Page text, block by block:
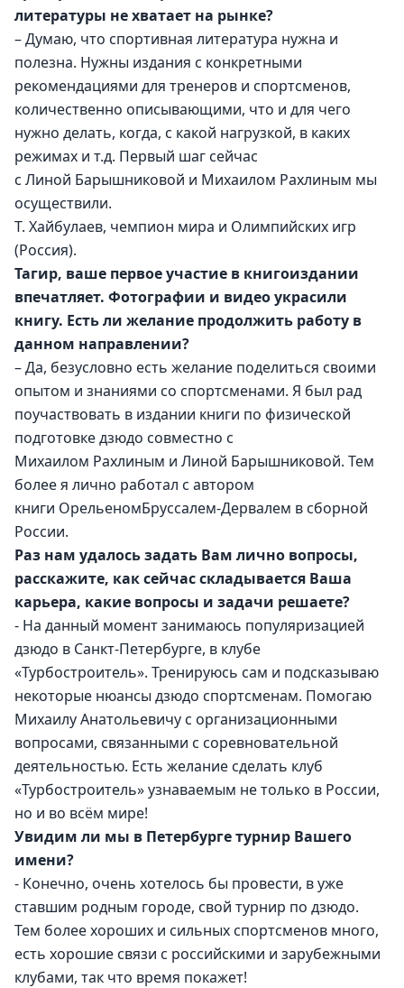
литературы не хватает на рынке?
– Думаю, что спортивная литература нужна и
полезна. Нужны издания с конкретными
рекомендациями для тренеров и спортсменов,
количественно описывающими, что и для чего
нужно делать, когда, с какой нагрузкой, в каких
режимах и т.д. Первый шаг сейчас
с Линой Барышниковой и Михаилом Рахлиным мы
осуществили.
Т. Хайбулаев, чемпион мира и Олимпийских игр
(Россия).
Тагир, ваше первое участие в книгоиздании
впечатляет. Фотографии и видео украсили
книгу. Есть ли желание продолжить работу в
данном направлении?
– Да, безусловно есть желание поделиться своими
опытом и знаниями со спортсменами. Я был рад
поучаствовать в издании книги по физической
подготовке дзюдо совместно с
Михаилом Рахлиным и Линой Барышниковой. Тем
более я лично работал с автором
книги ОрельеномБруссалем-Дервалем в сборной
России.
Раз нам удалось задать Вам лично вопросы,
расскажите, как сейчас складывается Ваша
карьера, какие вопросы и задачи решаете?
- На данный момент занимаюсь популяризацией
дзюдо в Санкт-Петербурге, в клубе
«Турбостроитель». Тренируюсь сам и подсказываю
некоторые нюансы дзюдо спортсменам. Помогаю
Михаилу Анатольевичу с организационными
вопросами, связанными с соревновательной
деятельностью. Есть желание сделать клуб
«Турбостроитель» узнаваемым не только в России,
но и во всём мире!
Увидим ли мы в Петербурге турнир Вашего
имени?
- Конечно, очень хотелось бы провести, в уже
ставшим родным городе, свой турнир по дзюдо.
Тем более хороших и сильных спортсменов много,
есть хорошие связи с российскими и зарубежными
клубами, так что время покажет!